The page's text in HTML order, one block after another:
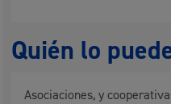
Quién lo
Asociaciones, y